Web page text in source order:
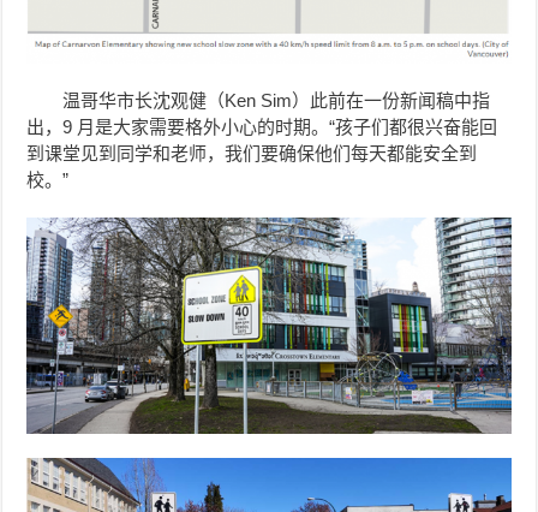
温哥华市长沈观健（Ken Sim）此前在一份新闻稿中指
出，9 月是大家需要格外小心的时期。“孩子们都很兴奋能回
到课堂见到同学和老师，我们要确保他们每天都能安全到
校。”